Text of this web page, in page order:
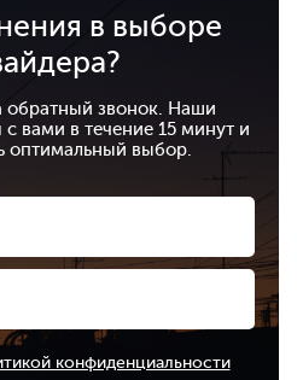
в выборе
обратный звонок. Наши
вами в течение 15 минут и
оптимальный выбор.
конфиденциальности